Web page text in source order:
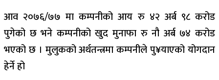
आव २०७६/७७ मा कम्पनीको आय रु ४२ अर्ब ९८ करोड
पुगेको छ भने कम्पनीको खुद मुनाफा रु नौ अर्ब ७४ करोड
भएको छ । मुलुकको अर्थतन्त्रमा कम्पनीले पु¥याएको योगदान
हेर्ने हो